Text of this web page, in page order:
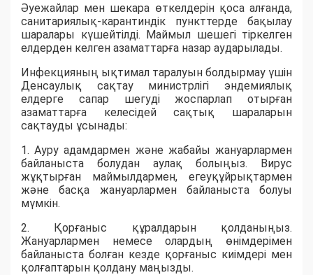
Әуежайлар мен шекара өткелдерін қоса алғанда,
санитариялық-карантиндік пункттерде бақылау
шаралары күшейтілді. Маймыл шешегі тіркелген
елдерден келген азаматтарға назар аударылады.
Инфекцияның ықтимал таралуын болдырмау үшін
Денсаулық сақтау министрлігі эндемиялық
елдерге сапар шегуді жоспарлап отырған
азаматтарға келесідей сақтық шараларын
сақтауды ұсынады:
1. Ауру адамдармен және жабайы жануарлармен
байланыста болудан аулақ болыңыз. Вирус
жұқтырған маймылдармен, егеуқұйрықтармен
және басқа жануарлармен байланыста болуы
мүмкін.
2. Қорғаныс құралдарын қолданыңыз.
Жануарлармен немесе олардың өнімдерімен
байланыста болған кезде қорғаныс киімдері мен
қолғаптарын қолдану маңызды.